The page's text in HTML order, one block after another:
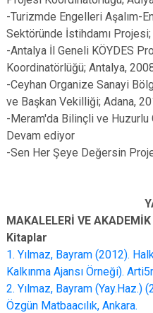
-Turizmde Engelleri Aşalım-
Sektöründe İstihdamı
-Antalya İl Geneli KÖYDES
Koordinatörlüğü; Antalya,
-Ceyhan Organize Sanayi
ve Başkan Vekilliği; Adana,
-Meram'da Bilinçli ve
Devam ediyor
-Sen Her Şeye Değersin
MAKALELERİ VE
Kitaplar
1. Yılmaz, Bayram (2012).
Kalkınma Ajansı Örneği).
2. Yılmaz, Bayram (Yay.Haz.)
Özgün Matbaacılık, Ankara.